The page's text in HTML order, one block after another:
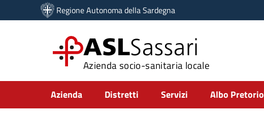
Vai ai contenuti
Vai al menu di navigazione
Regione Autonoma della Sardegna
ASLSassari
Azienda socio-sanitaria locale
Submenu
Azienda Distretti Servizi Albo Pretorio